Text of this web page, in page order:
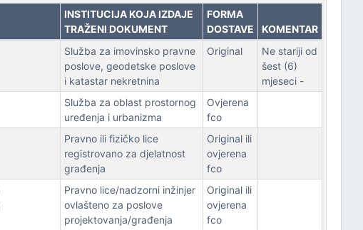
INSTITUCIJA KOJA IZDAJE
TRAŽENI DOKUMENT
FORMA
DOSTAVE
KOMENTAR
Služba za imovinsko pravne
poslove, geodetske poslove
i katastar nekretnina
Original
Ne stariji od
šest (6)
mjeseci -
Služba za oblast prostornog
uređenja i urbanizma
Ovjerena
fco
Pravno ili fizičko lice
registrovano za djelatnost
građenja
Original ili
ovjerena
fco
Pravno lice/nadzorni inžinjer
ovlašteno za poslove
projektovanja/građenja
Original ili
ovjerena
fco